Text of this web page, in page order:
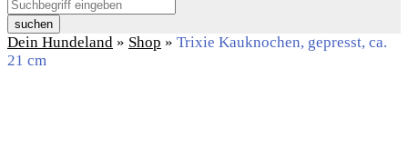
suchen
Dein Hundeland » Shop » Trixie Kauknochen, gepresst, ca.
21 cm